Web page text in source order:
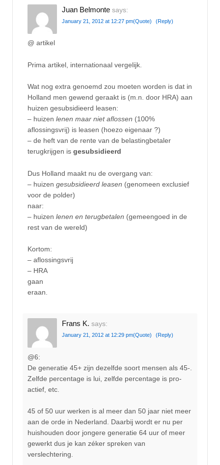
Juan Belmonte says:
January 21, 2012 at 12:27 pm(Quote) (Reply)
@ artikel
Prima artikel, internationaal vergelijk.
Wat nog extra genoemd zou moeten worden is dat in
Holland men gewend geraakt is (m.n. door HRA) aan
huizen gesubsidieerd leasen:
– huizen lenen maar niet aflossen (100%
aflossingsvrij) is leasen (hoezo eigenaar ?)
– de heft van de rente van de belastingbetaler
terugkrijgen is gesubsidieerd
Dus Holland maakt nu de overgang van:
– huizen gesubsidieerd leasen (genomeen exclusief
voor de polder)
naar:
– huizen lenen en terugbetalen (gemeengoed in de
rest van de wereld)
Kortom:
– aflossingsvrij
– HRA
gaan
eraan.
Frans K. says:
January 21, 2012 at 12:29 pm(Quote) (Reply)
@6:
De generatie 45+ zijn dezelfde soort mensen als 45-.
Zelfde percentage is lui, zelfde percentage is pro-
actief, etc.
45 of 50 uur werken is al meer dan 50 jaar niet meer
aan de orde in Nederland. Daarbij wordt er nu per
huishouden door jongere generatie 64 uur of meer
gewerkt dus je kan zéker spreken van
verslechtering.